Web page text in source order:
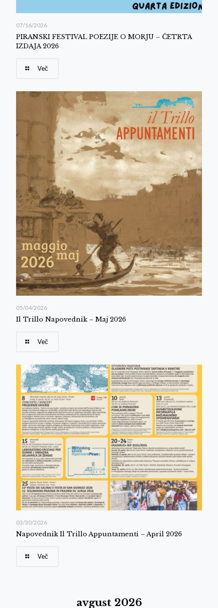
07/16/2026
PIRANSKI FESTIVAL POEZIJE O MORJU – ČETRTA
IZDAJA 2026
Več
05/04/2026
Il Trillo Napovednik – Maj 2026
Več
03/30/2026
Napovednik Il Trillo Appuntamenti – April 2026
Več
avgust 2026